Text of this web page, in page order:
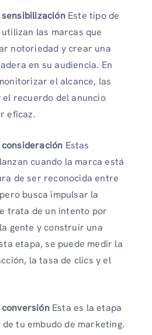
Este tipo de
las marcas que
notoriedad y crear una
en su audiencia. En
el alcance, las
el recuerdo del anuncio
eficaz.
Estas
cuando la marca está
de ser reconocida entre
busca impulsar la
trata de un intento por
gente y construir una
etapa, se puede medir la
la tasa de clics y el
Esta es la etapa
tu embudo de marketing.